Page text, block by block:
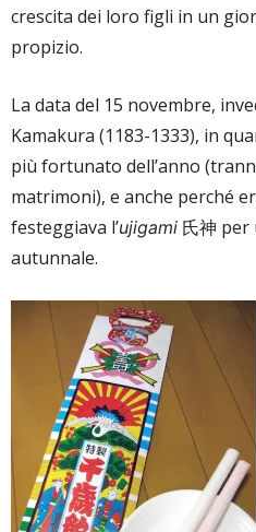
crescita dei loro figli in un
propizio.
La data del 15 novembre,
Kamakura (1183-1333), in
più fortunato dell’anno
matrimoni), e anche perché
festeggiava l’ujigami 氏神 per
autunnale.